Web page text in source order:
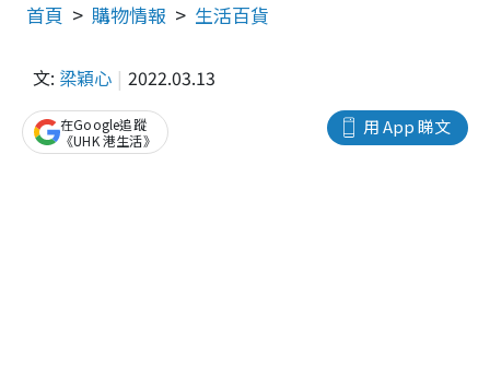
首頁 購物情報 生活百貨
文: 梁穎心 2022.03.13
用 App 睇文
在Google追蹤
《UHK 港生活》